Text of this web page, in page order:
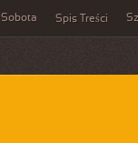
Sobota Spis Treści